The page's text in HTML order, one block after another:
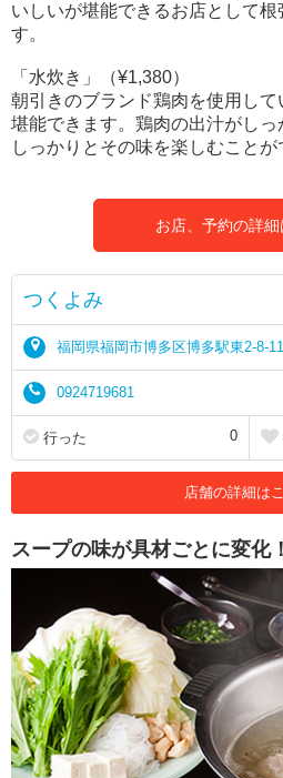
いしいが堪能できるお店として根
す。
「水炊き」（¥1,380）
朝引きのブランド鶏肉を使用し
堪能できます。鶏肉の出汁がし
しっかりとその味を楽しむことが
お店、予約の詳細
つくよみ
福岡県福岡市博多区博多駅東2-8-11
0924719681
行った 0
店舗の詳細は
スープの味が具材ごとに変化